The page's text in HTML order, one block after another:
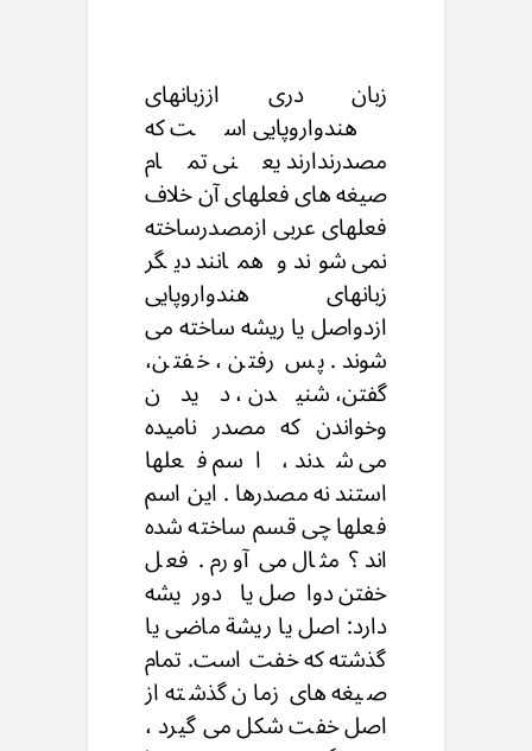
زبان دری اززبانهای
هندواروپایی است که
مصدرندارند یعنی تمام
صیغه های فعلهای آن خلاف
فعلهای عربی ازمصدرساخته
نمی شوند و همانند دیگر
زبانهای هندواروپایی
ازدواصل یا ریشه ساخته می
شوند . پس رفتن ، خفتن،
گفتن، شنیدن ، دیدن
وخواندن که مصدر نامیده
می شدند ، اسم فعلها
استند نه مصدرها . این اسم
فعلها چی قسم ساخته شده
اند ؟ مثال می آورم . فعل
خفتن دواصل یا دوریشه
دارد: اصل یا ریشة ماضی یا
گذشته که خفت است. تمام
صیغه های زمان گذشته از
اصل خفت شکل می گیرد ،